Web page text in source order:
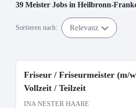
39 Meister Jobs in Heilbronn-
Sortieren nach: Relevanz
Friseur / Friseurmeister (m/
Vollzeit / Teilzeit
INA NESTER HAARE